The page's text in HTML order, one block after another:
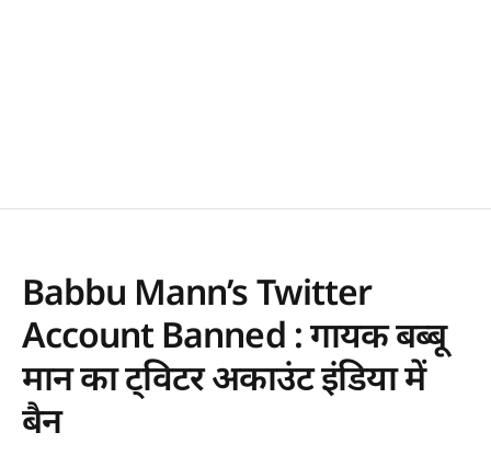
Babbu Mann’s Twitter
Account Banned : गायक बब्बू
मान का ट्विटर अकाउंट इंडिया में
बैन